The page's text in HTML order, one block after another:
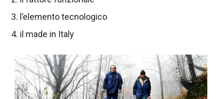
l’elemento tecnologico
il made in Italy